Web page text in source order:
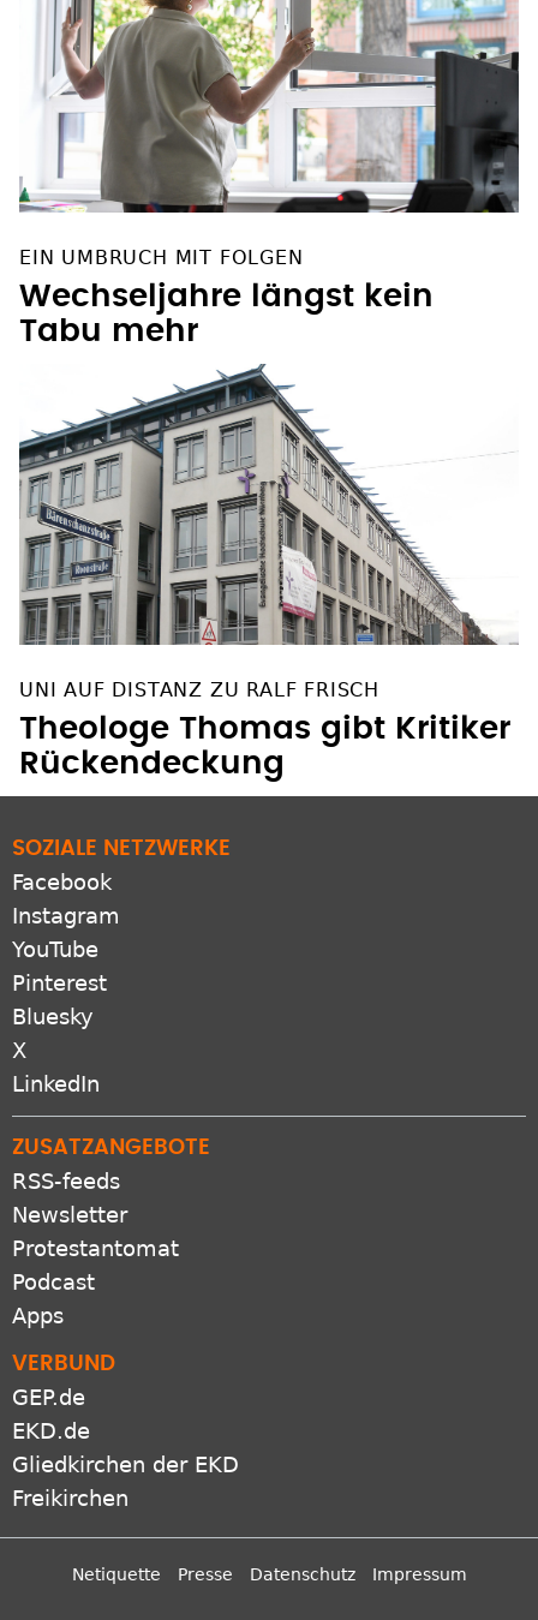
EIN UMBRUCH MIT FOLGEN
Wechseljahre längst kein
Tabu mehr
UNI AUF DISTANZ ZU RALF FRISCH
Theologe Thomas gibt Kritiker
Rückendeckung
SOZIALE NETZWERKE
Facebook
Instagram
YouTube
Pinterest
Bluesky
X
LinkedIn
ZUSATZANGEBOTE
RSS-feeds
Newsletter
Protestantomat
Podcast
Apps
VERBUND
GEP.de
EKD.de
Gliedkirchen der EKD
Freikirchen
Netiquette Presse Datenschutz Impressum